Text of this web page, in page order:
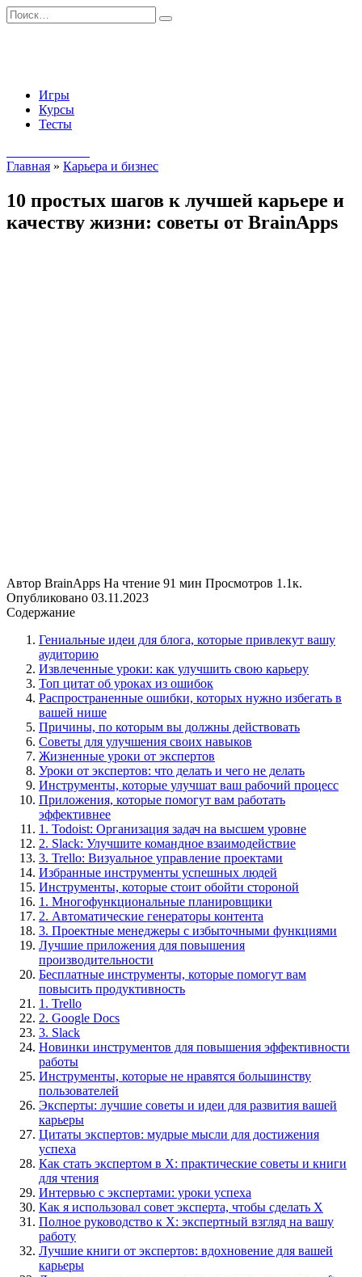
Перейти
к
Search
for:
Игры
Курсы
Тесты
Главная » Карьера и бизнес
10 простых шагов к лучшей карьере и
качеству жизни: советы от BrainApps
Автор BrainApps На чтение 91 мин Просмотров 1.1к.
Опубликовано 03.11.2023
Содержание
Гениальные идеи для блога, которые привлекут вашу
аудиторию
Извлеченные уроки: как улучшить свою карьеру
Топ цитат об уроках из ошибок
Распространенные ошибки, которых нужно избегать в
вашей нише
Причины, по которым вы должны действовать
Советы для улучшения своих навыков
Жизненные уроки от экспертов
Уроки от экспертов: что делать и чего не делать
Инструменты, которые улучшат ваш рабочий процесс
Приложения, которые помогут вам работать
эффективнее
1. Todoist: Организация задач на высшем уровне
2. Slack: Улучшите командное взаимодействие
3. Trello: Визуальное управление проектами
Избранные инструменты успешных людей
Инструменты, которые стоит обойти стороной
1. Многофункциональные планировщики
2. Автоматические генераторы контента
3. Проектные менеджеры с избыточными функциями
Лучшие приложения для повышения
производительности
Бесплатные инструменты, которые помогут вам
повысить продуктивность
1. Trello
2. Google Docs
3. Slack
Новинки инструментов для повышения эффективности
работы
Инструменты, которые не нравятся большинству
пользователей
Эксперты: лучшие советы и идеи для развития вашей
карьеры
Цитаты экспертов: мудрые мысли для достижения
успеха
Как стать экспертом в Х: практические советы и книги
для чтения
Интервью с экспертами: уроки успеха
Как я использовал совет эксперта, чтобы сделать Х
Полное руководство к Х: экспертный взгляд на вашу
работу
Лучшие книги от экспертов: вдохновение для вашей
карьеры